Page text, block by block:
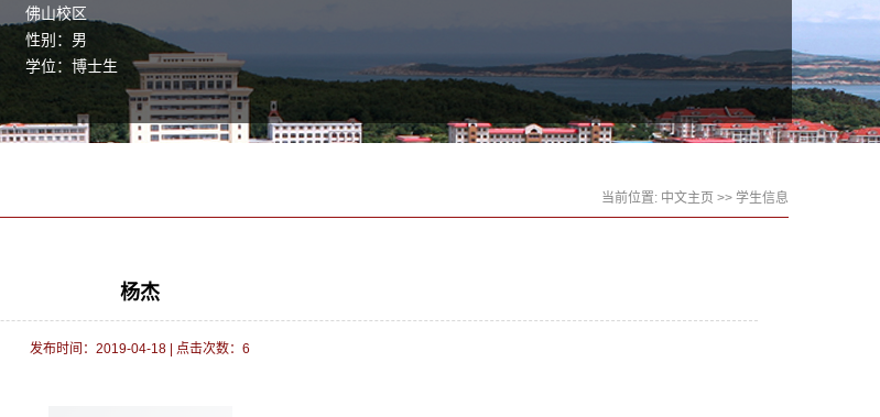
佛山校区
性别：男
学位：博士生
主要任职：焊接所
毕业院校：山东大学
当前位置: 中文主页 >> 学生信息
杨杰
发布时间：2019-04-18 点击次数： 6